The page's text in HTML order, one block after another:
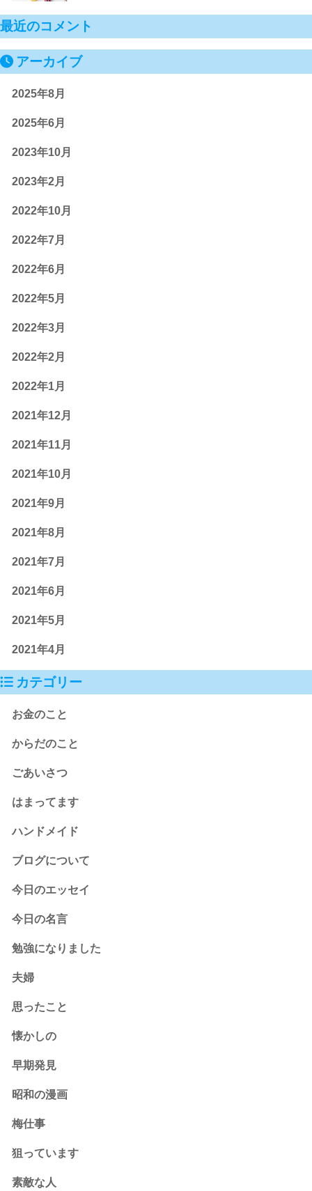
最近のコメント
アーカイブ
2025年8月
2025年6月
2023年10月
2023年2月
2022年10月
2022年7月
2022年6月
2022年5月
2022年3月
2022年2月
2022年1月
2021年12月
2021年11月
2021年10月
2021年9月
2021年8月
2021年7月
2021年6月
2021年5月
2021年4月
カテゴリー
お金のこと
からだのこと
ごあいさつ
はまってます
ハンドメイド
ブログについて
今日のエッセイ
今日の名言
勉強になりました
夫婦
思ったこと
懐かしの
早期発見
昭和の漫画
梅仕事
狙っています
素敵な人